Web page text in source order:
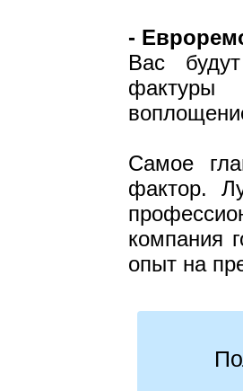
-
Вас
Самое
фактор.
компания
опыт на